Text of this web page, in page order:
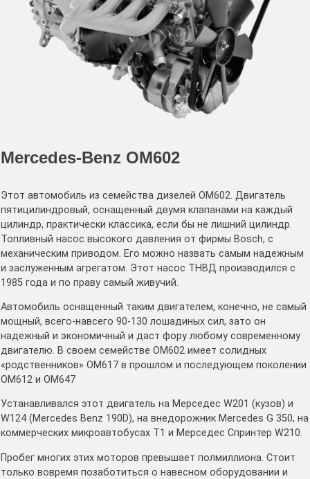
Mercedes-Benz OM602
Этот автомобиль из семейства дизелей ОМ602. Двигатель
пятицилиндровый, оснащенный двумя клапанами на каждый
цилиндр, практически классика, если бы не лишний цилиндр.
Топливный насос высокого давления от фирмы Bosch, с
механическим приводом. Его можно назвать самым надежным
и заслуженным агрегатом. Этот насос ТНВД производился с
1985 года и по праву самый живучий.
Автомобиль оснащенный таким двигателем, конечно, не самый
мощный, всего-навсего 90-130 лошадиных сил, зато он
надежный и экономичный и даст фору любому современному
двигателю. В своем семействе ОМ602 имеет солидных
«родственников» OM617 в прошлом и последующем поколении
OM612 и OM647
Устанавливался этот двигатель на Мерседес W201 (кузов) и
W124 (Mercedes Benz 190D), на внедорожник Mercedes G 350, на
коммерческих микроавтобусах T1 и Мерседес Спринтер W210.
Пробег многих этих моторов превышает полмиллиона. Стоит
только вовремя позаботиться о навесном оборудовании и